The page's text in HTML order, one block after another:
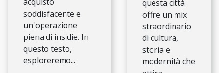
soddisfacente e
un'operazione
piena di insidie. In
questo testo,
esploreremo...
questa città
offre un mix
straordinario
di cultura,
storia e
modernità che